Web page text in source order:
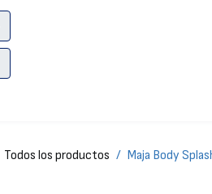
Todos los productos Maja Body